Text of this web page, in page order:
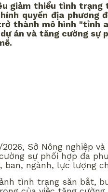
giảm thiểu tình trạng
quyền địa phương
thành mô hình "tỉnh
án và tăng cường sự
2026, Sở Nông nghiệp
sự phối hợp đa
ban, ngành, lực lượng
tình trạng săn bắt,